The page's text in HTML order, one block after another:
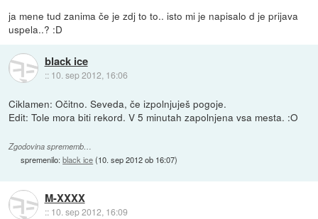
ja mene tud zanima če je zdj to to.. isto mi je napisalo d je prijava
uspela..? :D
black ice
:: 10. sep 2012, 16:06
Ciklamen: Očitno. Seveda, če izpolnjuješ pogoje.
Edit: Tole mora biti rekord. V 5 minutah zapolnjena vsa mesta. :O
Zgodovina sprememb…
spremenilo:black ice(10. sep 2012 ob 16:07)
M-XXXX
:: 10. sep 2012, 16:09